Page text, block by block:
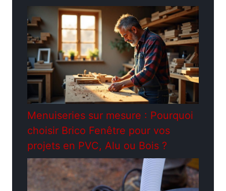
Menuiseries sur mesure : Pourquoi
choisir Brico Fenêtre pour vos
projets en PVC, Alu ou Bois ?